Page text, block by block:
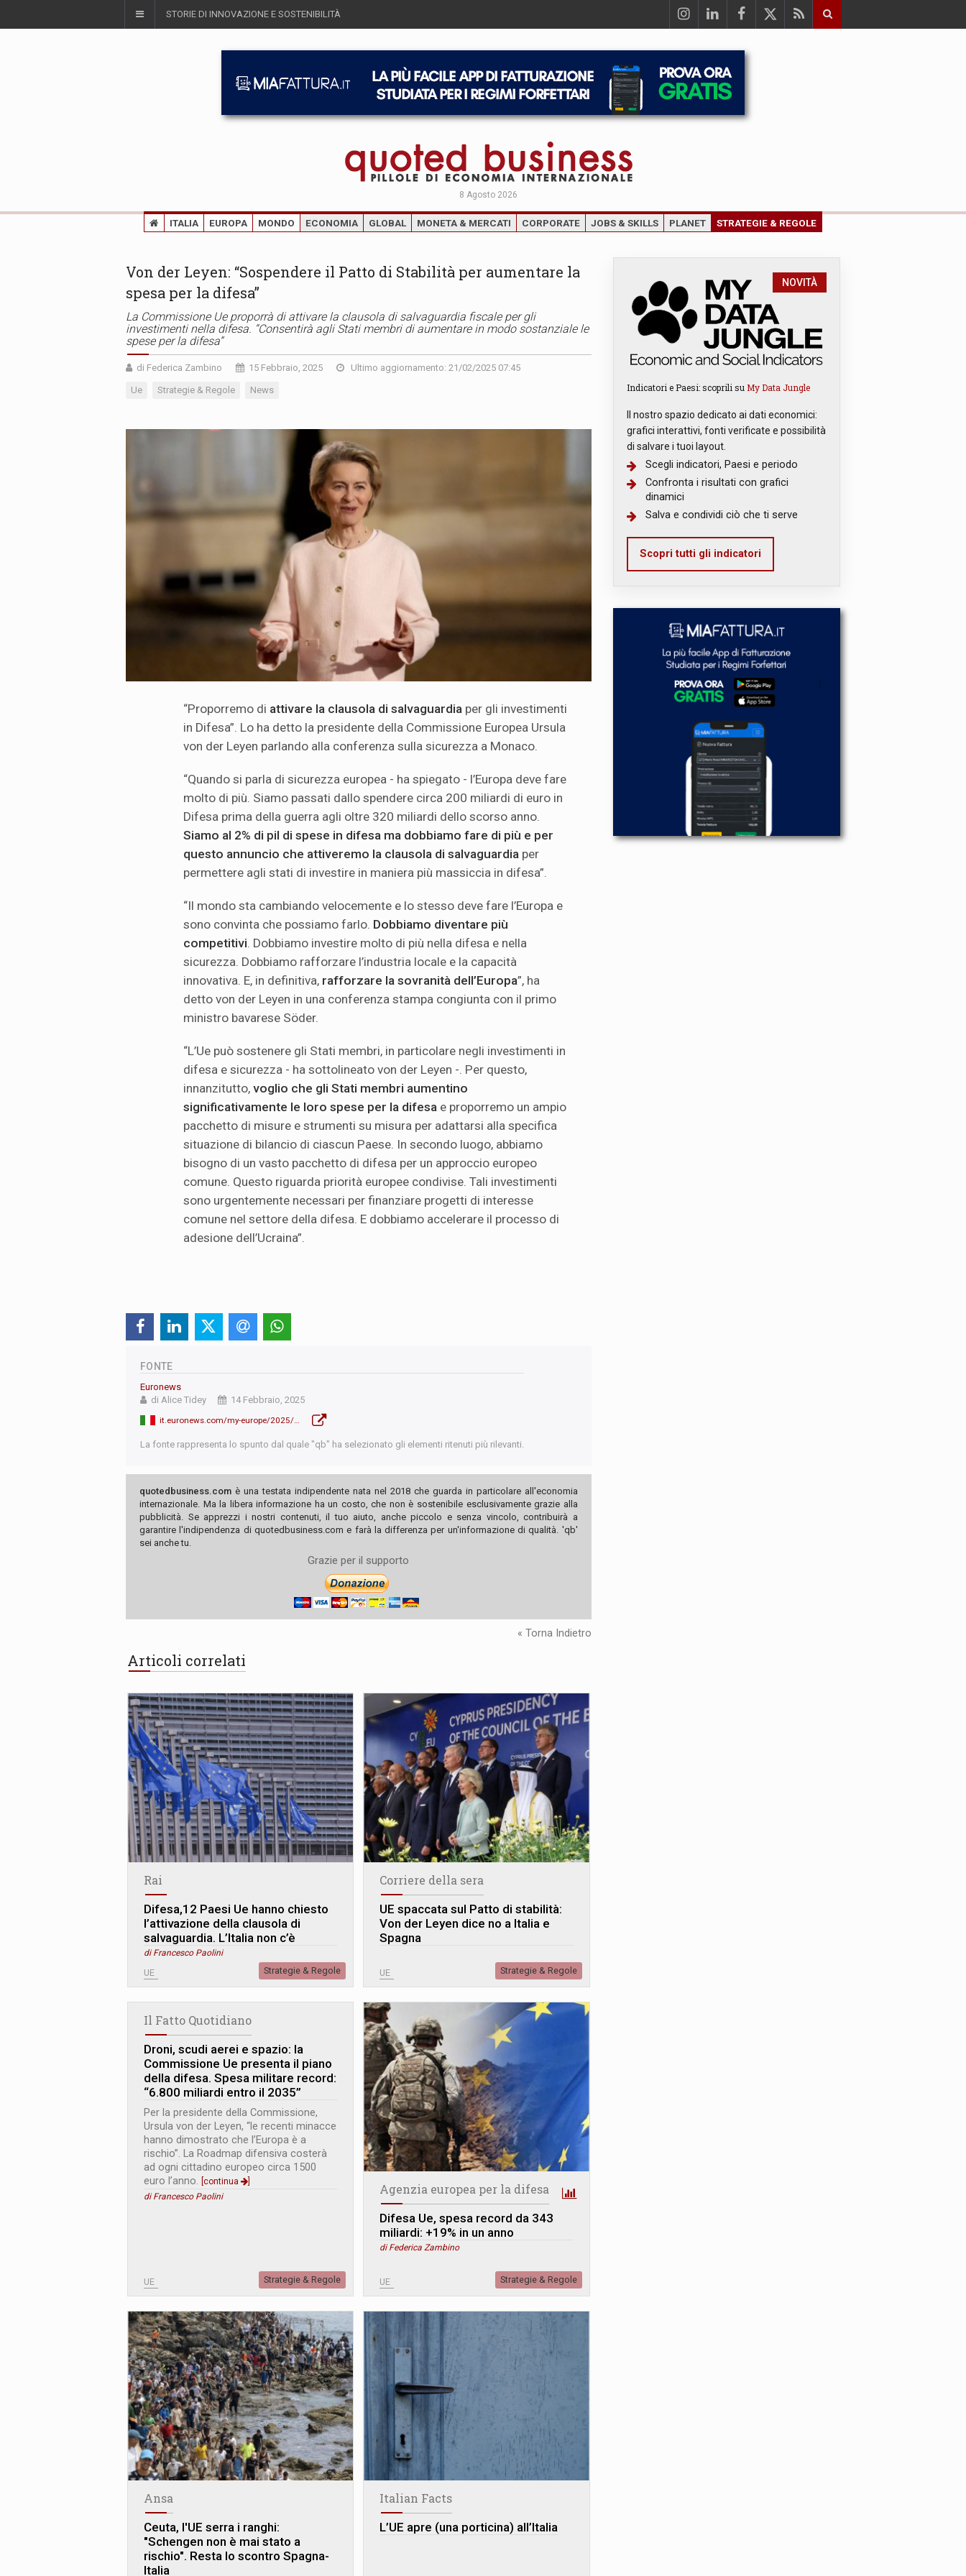
STORIE DI INNOVAZIONE E SOSTENIBILITÀ
8 Agosto 2026
ITALIA EUROPA MONDO ECONOMIA GLOBAL MONETA & MERCATI CORPORATE JOBS & SKILLS PLANET STRATEGIE & REGOLE
Von der Leyen: “Sospendere il Patto di Stabilità per aumentare la
spesa per la difesa”
La Commissione Ue proporrà di attivare la clausola di salvaguardia fiscale per gli
investimenti nella difesa. “Consentirà agli Stati membri di aumentare in modo sostanziale le
spese per la difesa”
di Federica Zambino 15 Febbraio, 2025 Ultimo aggiornamento: 21/02/2025 07:45
Ue Strategie & Regole News
“Proporremo di attivare la clausola di salvaguardia per gli investimenti
in Difesa”. Lo ha detto la presidente della Commissione Europea Ursula
von der Leyen parlando alla conferenza sulla sicurezza a Monaco.
“Quando si parla di sicurezza europea - ha spiegato - l’Europa deve fare
molto di più. Siamo passati dallo spendere circa 200 miliardi di euro in
Difesa prima della guerra agli oltre 320 miliardi dello scorso anno.
Siamo al 2% di pil di spese in difesa ma dobbiamo fare di più e per
questo annuncio che attiveremo la clausola di salvaguardia per
permettere agli stati di investire in maniera più massiccia in difesa”.
“Il mondo sta cambiando velocemente e lo stesso deve fare l’Europa e
sono convinta che possiamo farlo. Dobbiamo diventare più
competitivi . Dobbiamo investire molto di più nella difesa e nella
sicurezza. Dobbiamo rafforzare l’industria locale e la capacità
innovativa. E, in definitiva, rafforzare la sovranità dell’Europa”, ha
detto von der Leyen in una conferenza stampa congiunta con il primo
ministro bavarese Söder.
“L’Ue può sostenere gli Stati membri, in particolare negli investimenti in
difesa e sicurezza - ha sottolineato von der Leyen -. Per questo,
innanzitutto, voglio che gli Stati membri aumentino
significativamente le loro spese per la difesa e proporremo un ampio
pacchetto di misure e strumenti su misura per adattarsi alla specifica
situazione di bilancio di ciascun Paese. In secondo luogo, abbiamo
bisogno di un vasto pacchetto di difesa per un approccio europeo
comune. Questo riguarda priorità europee condivise. Tali investimenti
sono urgentemente necessari per finanziare progetti di interesse
comune nel settore della difesa. E dobbiamo accelerare il processo di
adesione dell’Ucraina”.
FONTE
Euronews
di Alice Tidey
14 Febbraio, 2025
La fonte rappresenta lo spunto dal quale "qb" ha selezionato gli elementi ritenuti più rilevanti.
quotedbusiness.com è una testata indipendente nata nel 2018 che guarda in particolare all'economia
internazionale. Ma la libera informazione ha un costo, che non è sostenibile esclusivamente grazie alla
pubblicità. Se apprezzi i nostri contenuti, il tuo aiuto, anche piccolo e senza vincolo, contribuirà a
garantire l'indipendenza di quotedbusiness.com e farà la differenza per un'informazione di qualità. 'qb'
sei anche tu.
Grazie per il supporto
« Torna Indietro
Articoli correlati
Rai
Difesa,12 Paesi Ue hanno chiesto
l’attivazione della clausola di
salvaguardia. L’Italia non c’è
di Francesco Paolini
UE Strategie & Regole
Corriere della sera
UE spaccata sul Patto di stabilità:
Von der Leyen dice no a Italia e
Spagna
UE Strategie & Regole
Il Fatto Quotidiano
Droni, scudi aerei e spazio: la
Commissione Ue presenta il piano
della difesa. Spesa militare record:
“6.800 miliardi entro il 2035”
Per la presidente della Commissione,
Ursula von der Leyen, “le recenti minacce
hanno dimostrato che l’Europa è a
rischio”. La Roadmap difensiva costerà
ad ogni cittadino europeo circa 1500
euro l’anno. [continua
di Francesco Paolini
UE Strategie & Regole
Agenzia europea per la difesa
Difesa Ue, spesa record da 343
miliardi: +19% in un anno
di Federica Zambino
UE Strategie & Regole
Ansa
Ceuta, l'UE serra i ranghi:
"Schengen non è mai stato a
rischio". Resta lo scontro Spagna-
Italia
Italian Facts
L’UE apre (una porticina) all’Italia
NOVITÀ
Indicatori e Paesi: scoprili su My Data Jungle
Il nostro spazio dedicato ai dati economici:
grafici interattivi, fonti verificate e possibilità
di salvare i tuoi layout.
Scegli indicatori, Paesi e periodo
Confronta i risultati con grafici
dinamici
Salva e condividi ciò che ti serve
Scopri tutti gli indicatori